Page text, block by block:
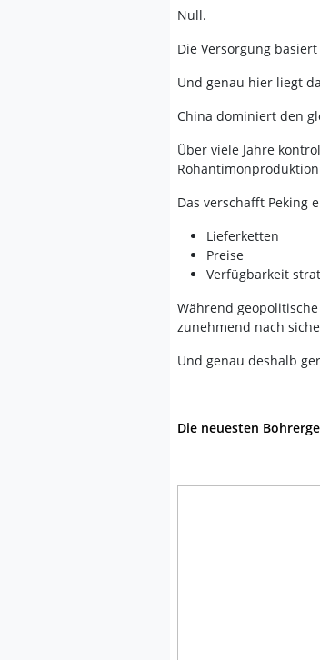
Null.
Die Versorgung
Und genau hier liegt
China dominiert den
Über viele Jahre
Das verschafft Peking
Lieferketten
Preise
Verfügbarkeit
Während
zunehmend nach
Und genau deshalb
Die neuesten